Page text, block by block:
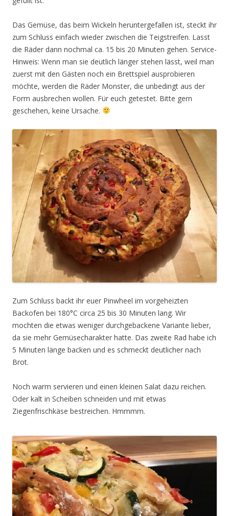
Das Gemüse, das beim Wickeln heruntergefallen ist, steckt ihr
zum Schluss einfach wieder zwischen die Teigstreifen. Lasst
die Räder dann nochmal ca. 15 bis 20 Minuten gehen. Service-
Hinweis: Wenn man sie deutlich länger stehen lässt, weil man
zuerst mit den Gästen noch ein Brettspiel ausprobieren
möchte, werden die Räder Monster, die unbedingt aus der
Form ausbrechen wollen. Für euch getestet. Bitte gern
geschehen, keine Ursache.
Zum Schluss backt ihr euer Pinwheel im vorgeheizten
Backofen bei 180°C circa 25 bis 30 Minuten lang. Wir
mochten die etwas weniger durchgebackene Variante lieber,
da sie mehr Gemüsecharakter hatte. Das zweite Rad habe ich
5 Minuten länge backen und es schmeckt deutlicher nach
Brot.
Noch warm servieren und einen kleinen Salat dazu reichen.
Oder kalt in Scheiben schneiden und mit etwas
Ziegenfrischkäse bestreichen. Hmmmm.